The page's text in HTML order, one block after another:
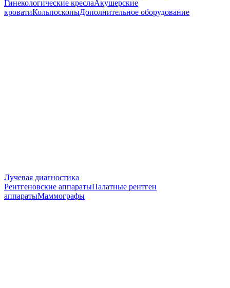
Гинекологические креслаАкушерские
кроватиКольпоскопыДополнительное оборудование
Лучевая диагностика
Рентгеновские аппаратыПалатные рентген
аппаратыМаммографы